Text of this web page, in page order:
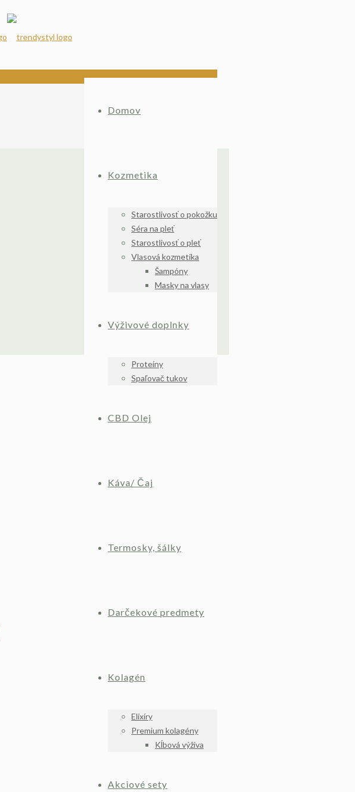
Domov
Kozmetika
Starostlivosť o pokožku
Séra na pleť
Starostlivosť o pleť
Vlasová kozmetika
Šampóny
Masky na vlasy
Výživové doplnky
Proteíny
Spaľovač tukov
CBD Olej
Káva/ Čaj
Termosky, šálky
Darčekové predmety
Kolagén
Elixíry
Premium kolagény
Kĺbová výživa
Akciové sety